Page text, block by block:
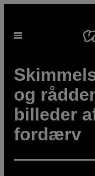
indhold
Åbn
og
billeder
fordærv